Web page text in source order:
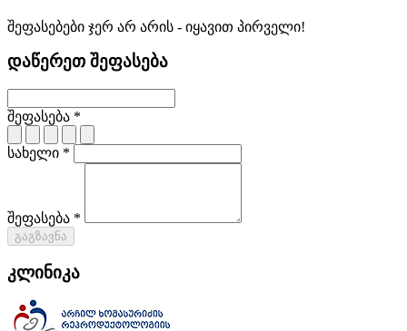
შეფასებები ჯერ არ არის - იყავით პირველი!
დაწერეთ შეფასება
შეფასება *
სახელი *
შეფასება *
გაგზავნა
კლინიკა